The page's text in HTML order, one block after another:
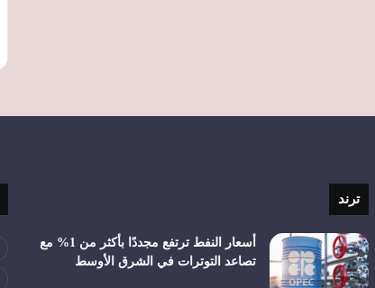
ترند
أسعار النفط ترتفع مجددًا بأكثر من 1% مع
تصاعد التوترات في الشرق الأوسط